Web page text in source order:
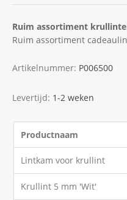
Ruim assortiment
Ruim assortiment
Artikelnummer: P006500
Levertijd: 1-2 weken
Productnaam
Lintkam voor krullint
Krullint 5 mm 'Wit'